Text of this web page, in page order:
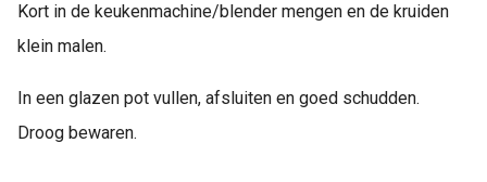
Kort in de keukenmachine/blender mengen en de kruiden
klein malen.
In een glazen pot vullen, afsluiten en goed schudden.
Droog bewaren.